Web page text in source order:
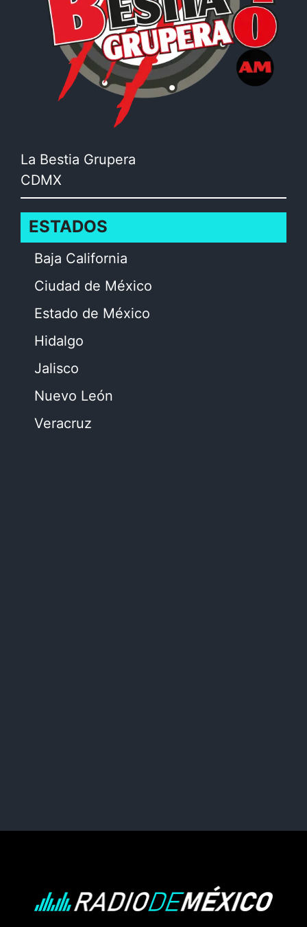
La Bestia Grupera
CDMX
ESTADOS
Baja California
Ciudad de México
Estado de México
Hidalgo
Jalisco
Nuevo León
Veracruz